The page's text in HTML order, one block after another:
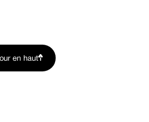
en haut